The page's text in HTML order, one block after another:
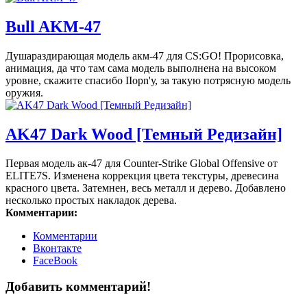
Bull AKM-47
Душараздирающая модель акм-47 для CS:GO! Прорисовка,
анимация, да что там сама модель выполнена на высоком
уровне, скажите спасибо IIopn'у, за такую потрясную модель
оружия.
AK47 Dark Wood [Темный Редизайн]
Первая модель ак-47 для Counter-Strike Global Offensive от
ELITE7S. Изменена коррекция цвета текстуры, древесина
красного цвета. Затемнен, весь металл и дерево. Добавлено
несколько простых накладок дерева.
Комментарии:
Комментарии
Вконтакте
FaceBook
Добавить комментарий!